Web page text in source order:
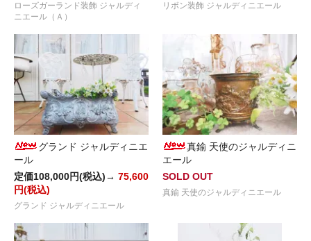
ローズガーランド装飾 ジャルディ
ニエール（Ａ）
リボン装飾 ジャルディニエール
グランド ジャルディニエ
ール
定価108,000円(税込)→ 75,600
円(税込)
グランド ジャルディニエール
真鍮 天使のジャルディニ
エール
SOLD OUT
真鍮 天使のジャルディニエール